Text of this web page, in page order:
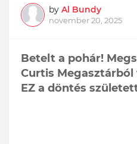
by Al Bundy
november 20, 2025
Betelt a pohár!
Curtis Megasztárból
EZ a döntés